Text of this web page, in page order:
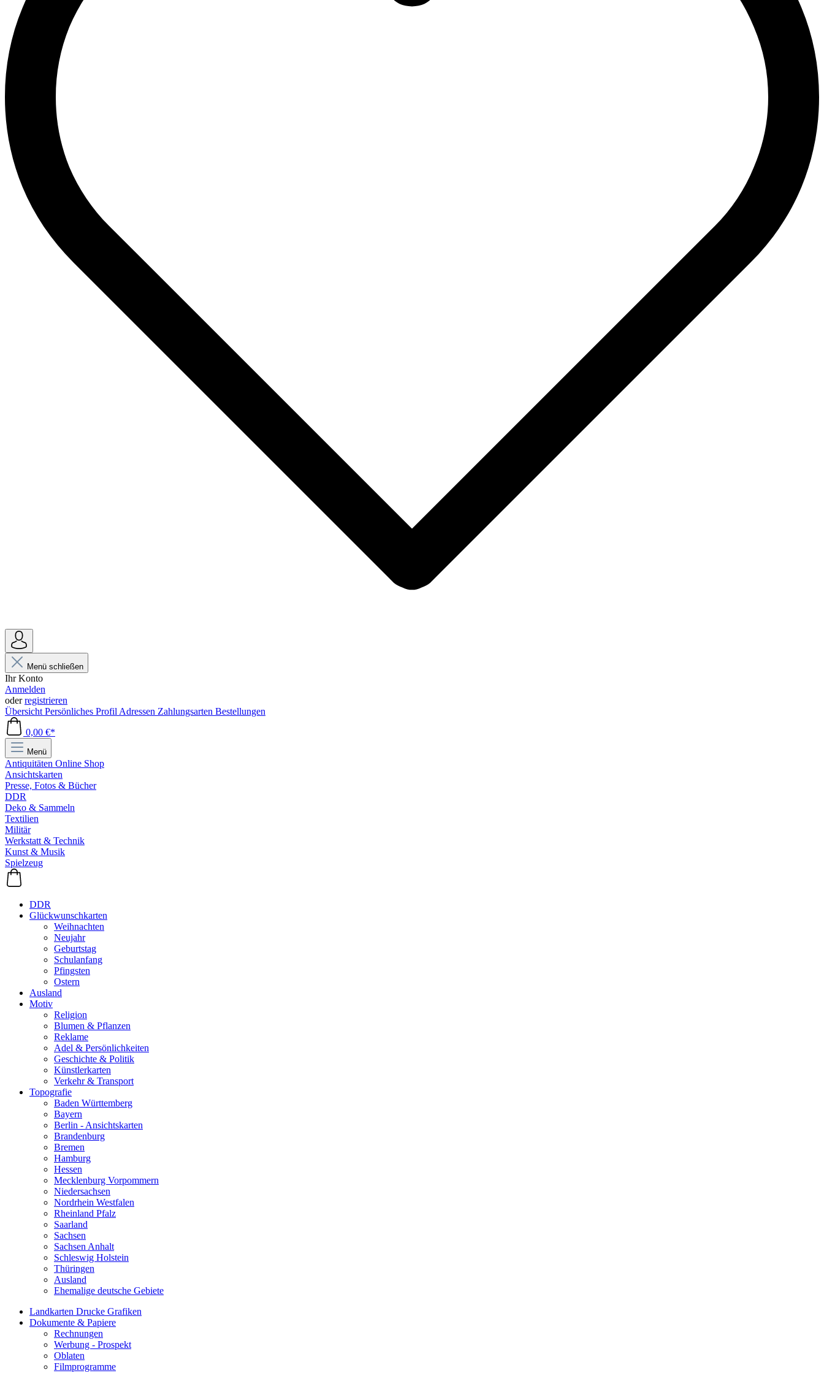
Menü schließen
Ihr Konto
Anmelden
oderregistrieren
Übersicht Persönliches Profil Adressen Zahlungsarten Bestellungen
0,00 €*
Menü
Antiquitäten Online Shop
Ansichtskarten
Presse, Fotos & Bücher
DDR
Deko & Sammeln
Textilien
Militär
Werkstatt & Technik
Kunst & Musik
Spielzeug
DDR
Glückwunschkarten
Weihnachten
Neujahr
Geburtstag
Schulanfang
Pfingsten
Ostern
Ausland
Motiv
Religion
Blumen & Pflanzen
Reklame
Adel & Persönlichkeiten
Geschichte & Politik
Künstlerkarten
Verkehr & Transport
Topografie
Baden Württemberg
Bayern
Berlin - Ansichtskarten
Brandenburg
Bremen
Hamburg
Hessen
Mecklenburg Vorpommern
Niedersachsen
Nordrhein Westfalen
Rheinland Pfalz
Saarland
Sachsen
Sachsen Anhalt
Schleswig Holstein
Thüringen
Ausland
Ehemalige deutsche Gebiete
Landkarten Drucke Grafiken
Dokumente & Papiere
Rechnungen
Werbung - Prospekt
Oblaten
Filmprogramme